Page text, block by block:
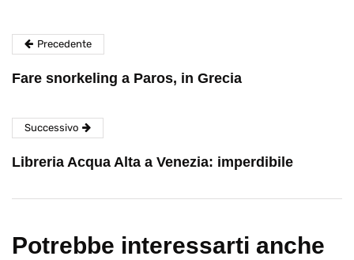
Precedente
Fare snorkeling a Paros, in Grecia
Successivo
Libreria Acqua Alta a Venezia: imperdibile
Potrebbe interessarti anche